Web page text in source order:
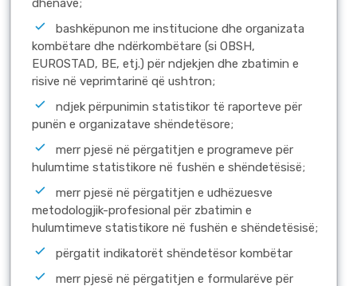
dhënave;
bashkëpunon me institucione dhe organizata
kombëtare dhe ndërkombëtare (si OBSH,
EUROSTAD, BE, etj.) për ndjekjen dhe zbatimin e
risive në veprimtarinë që ushtron;
ndjek përpunimin statistikor të raporteve për
punën e organizatave shëndetësore;
merr pjesë në përgatitjen e programeve për
hulumtime statistikore në fushën e shëndetësisë;
merr pjesë në përgatitjen e udhëzuesve
metodologjik-profesional për zbatimin e
hulumtimeve statistikore në fushën e shëndetësisë;
përgatit indikatorët shëndetësor kombëtar
merr pjesë në përgatitjen e formularëve për